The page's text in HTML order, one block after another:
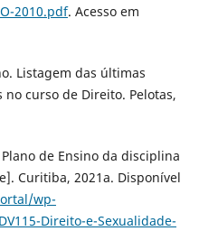
2010.pdf. Acesso em
Listagem das últimas
curso de Direito. Pelotas,
de Ensino da disciplina
Curitiba, 2021a. Disponível
wp-
Direito-e-Sexualidade-